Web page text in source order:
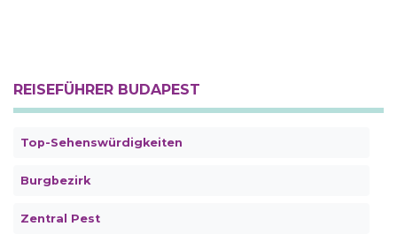
REISEFÜHRER BUDAPEST
Top-Sehenswürdigkeiten
Burgbezirk
Zentral Pest